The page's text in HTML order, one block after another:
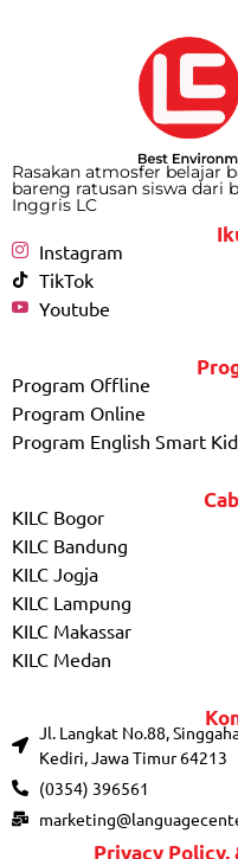
Rasakan atmosfer belajar
bareng ratusan siswa dari
Inggris LC
Instagram
TikTok
Youtube
Program Offline
Program Online
Program English Smart
KILC Bogor
KILC Bandung
KILC Jogja
KILC Lampung
KILC Makassar
KILC Medan
Jl. Langkat No.88,
Kediri, Jawa Timur 64213
(0354) 396561
Privacy Policy,